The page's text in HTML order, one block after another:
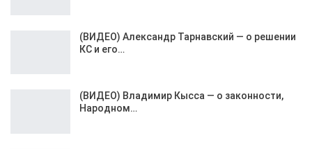
(ВИДЕО) Александр Тарнавский — о решении
КС и его…
(ВИДЕО) Владимир Кысса — о законности,
Народном…